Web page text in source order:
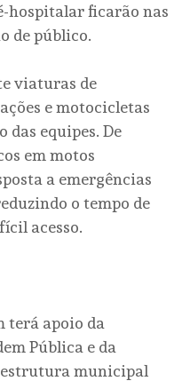
hospitalar ficarão nas
de público.
viaturas de
e motocicletas
das equipes. De
em motos
a emergências
o tempo de
acesso.
terá apoio da
Pública e da
estrutura municipal